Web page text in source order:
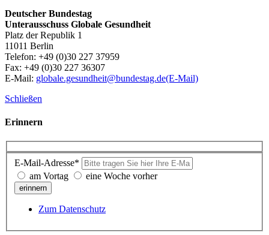
Deutscher Bundestag
Unterausschuss Globale Gesundheit
Platz der Republik 1
11011 Berlin
Telefon: +49 (0)30 227 37959
Fax: +49 (0)30 227 36307
E-Mail: globale.gesundheit@bundestag.de(E-Mail)
Schließen
Erinnern
E-Mail-Adresse*
am Vortag
eine Woche vorher
erinnern
Zum Datenschutz